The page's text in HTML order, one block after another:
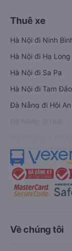
Thuê xe
Hà Nội đi Ninh
Hà Nội đi Hạ Long
Hà Nội đi Sa Pa
Hà Nội đi Tam Đảo
Đà Nẵng đi Hội An
Về chúng tôi